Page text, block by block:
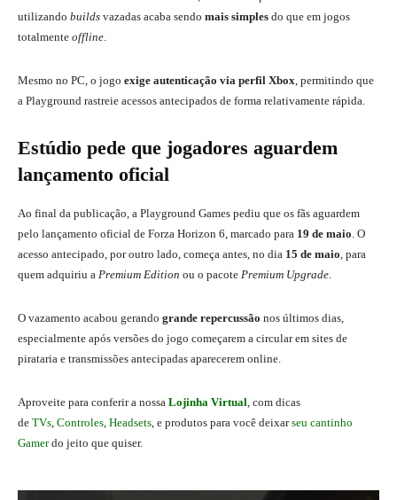
utilizando builds vazadas acaba sendo mais simples do que em jogos
totalmente offline.
Mesmo no PC, o jogo exige autenticação via perfil Xbox, permitindo que
a Playground rastreie acessos antecipados de forma relativamente rápida.
Estúdio pede que jogadores aguardem
lançamento oficial
Ao final da publicação, a Playground Games pediu que os fãs aguardem
pelo lançamento oficial de Forza Horizon 6, marcado para 19 de maio. O
acesso antecipado, por outro lado, começa antes, no dia 15 de maio, para
quem adquiriu a Premium Edition ou o pacote Premium Upgrade.
O vazamento acabou gerando grande repercussão nos últimos dias,
especialmente após versões do jogo começarem a circular em sites de
pirataria e transmissões antecipadas aparecerem online.
Aproveite para conferir a nossa Lojinha Virtual, com dicas
de TVs, Controles, Headsets, e produtos para você deixarseu cantinho
Gamerdo jeito que quiser.